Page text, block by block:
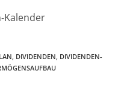
, DIVIDENDEN, DIVIDENDEN-